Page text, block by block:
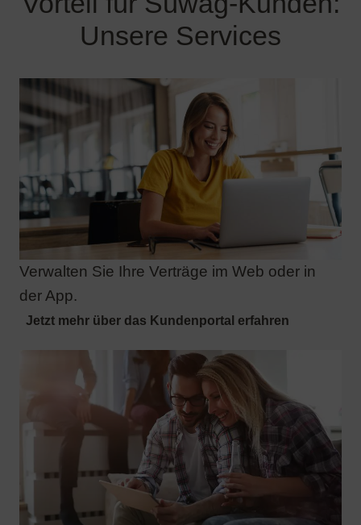
Verwalten Sie Ihre Verträge im Web oder in
der App.